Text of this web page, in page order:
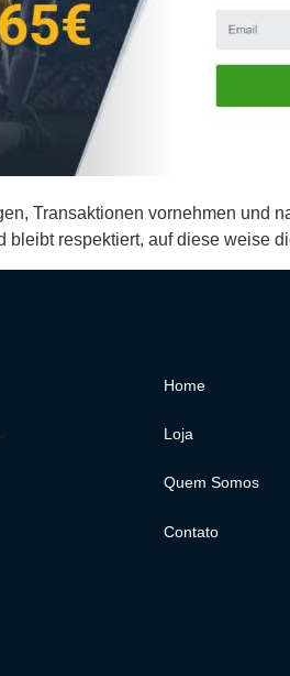
Transaktionen vornehmen und
respektiert, auf diese weise
Home
Loja
Quem Somos
Contato